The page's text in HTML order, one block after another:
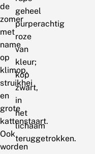
de
zomer
met
name
op
klimop,
struikhei
en
grote
kattenstaart.
Ook
worden
geheel
purperachtig
roze
van
kleur;
kop
zwart,
in
het
lichaam
teruggetrokken.